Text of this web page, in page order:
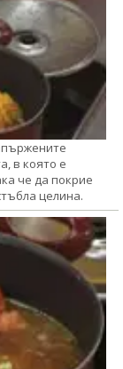
в която е
че да покрие
целина.